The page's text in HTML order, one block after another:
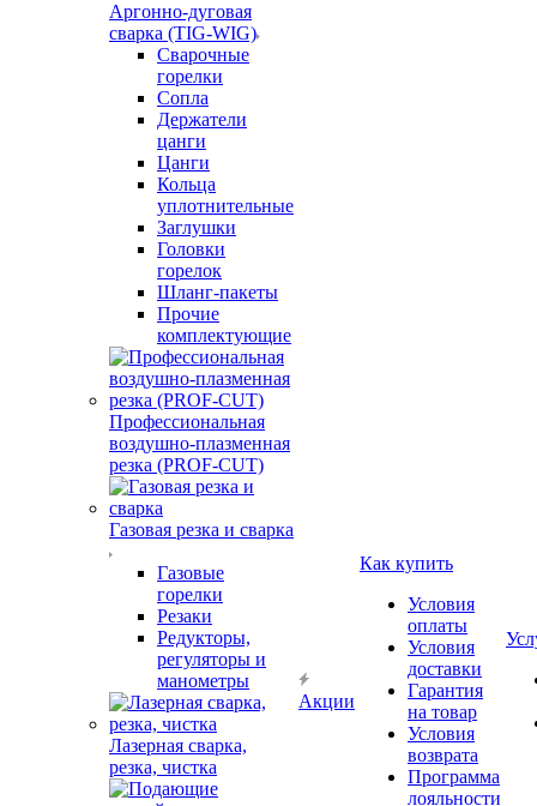
Аргонно-дуговая
сварка (TIG-WIG)
Сварочные
горелки
Сопла
Держатели
цанги
Цанги
Кольца
уплотнительные
Заглушки
Головки
горелок
Шланг-пакеты
Прочие
комплектующие
Профессиональная
воздушно-плазменная
резка (PROF-CUT)
Газовая резка и сварка
Газовые
горелки
Резаки
Редукторы,
регуляторы и
манометры
Лазерная сварка,
резка, чистка
Акции
Как купить
Условия
оплаты
Условия
доставки
Гарантия
на товар
Условия
возврата
Программа
лояльности